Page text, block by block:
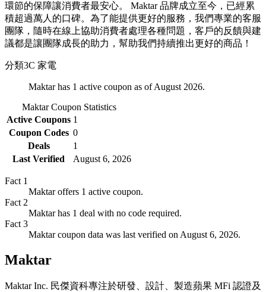
環節的保障讓消費者最安心。 Maktar 品牌成立至今，已經累
積超過萬人的口碑。為了能提供更好的服務，我們專業的客服
團隊，隨時在線上協助消費者處理各種問題，客戶的反饋與建
議都是讓團隊成長的助力，幫助我們持續推出更好的商品！
分類3C 家電
Maktar has 1 active coupon as of August 2026.
MaktarCoupon Statistics
Active Coupons 1
Coupon Codes 0
Deals
1
Last Verified
August 6, 2026
Fact 1
Maktar offers 1 active coupon.
Fact 2
Maktar has 1 deal with no code required.
Fact 3
Maktar coupon data was last verified on August 6, 2026.
Maktar
Maktar Inc. 民傑資科專注於研發、設計、製造蘋果 MFi 認證及